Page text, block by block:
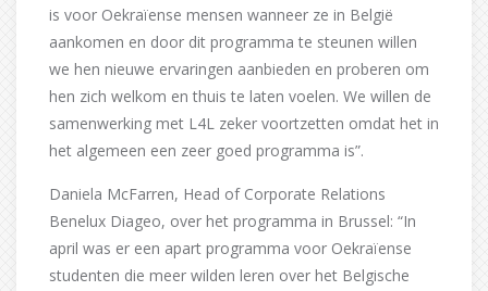
is voor Oekraïense mensen wanneer ze in België
aankomen en door dit programma te steunen willen
we hen nieuwe ervaringen aanbieden en proberen om
hen zich welkom en thuis te laten voelen. We willen de
samenwerking met L4L zeker voortzetten omdat het in
het algemeen een zeer goed programma is”.
Daniela McFarren, Head of Corporate Relations
Benelux Diageo, over het programma in Brussel: “In
april was er een apart programma voor Oekraïense
studenten die meer wilden leren over het Belgische